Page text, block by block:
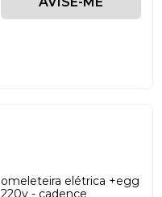
omeleteira elétrica +egg
220v - cadence